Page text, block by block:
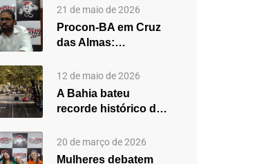
das…
21 de maio de 2026
Procon-BA em Cruz
das Almas:
fortalecimento do
atendimento…
12 de maio de 2026
A Bahia bateu
recorde histórico de
2025,…
20 de março de 2026
Mulheres debatem